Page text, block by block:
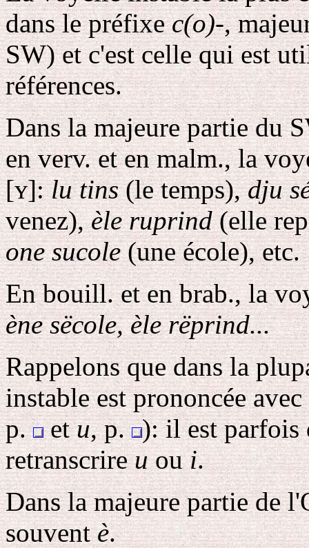
dans le préfixec(o)-,
SW) et c'est celle qui est
références.
Dans la majeure partie du
en verv. et en malm., la
[ʏ]:lu tins(le temps),dju
venez),èle ruprind(elle
one sucole(une école), etc.
En bouill. et en brab., la
ène sëcole, èle rëprind...
Rappelons que dans la
instable est prononcée
p. etu, p. ): il est
retranscrireuoui.
Dans la majeure partie de
souventè.